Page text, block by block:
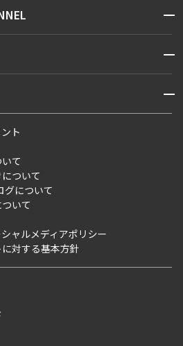
以外）
開閉
開閉
で
介事業部取り扱い物件入居申込
開閉
ト
て
ついて
グについて
いて
ャルメディアポリシー
対する基本方針